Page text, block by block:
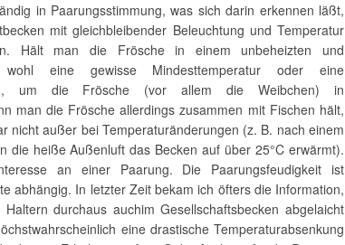
in Paarungsstimmung, was sich darin erkennen läßt,
mit gleichbleibender Beleuchtung und Temperatur
Hält man die Frösche in einem unbeheizten und
wohl eine gewisse Mindesttemperatur oder eine
um die Frösche (vor allem die Weibchen) in
man die Frösche allerdings zusammen mit Fischen hält,
nicht außer bei Temperaturänderungen (z. B. nach einem
die heiße Außenluft das Becken auf über 25°C erwärmt).
an einer Paarung. Die Paarungsfeudigkeit ist
abhängig. In letzter Zeit bekam ich öfters die Information,
durchaus auchim Gesellschaftsbecken abgelaicht
eine drastische Temperaturabsenkung